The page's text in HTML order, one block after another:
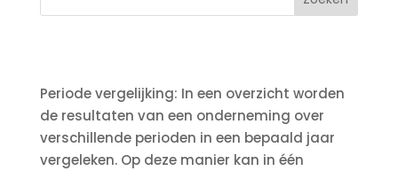
Periode vergelijking: In een overzicht worden
de resultaten van een onderneming over
verschillende perioden in een bepaald jaar
vergeleken. Op deze manier kan in één